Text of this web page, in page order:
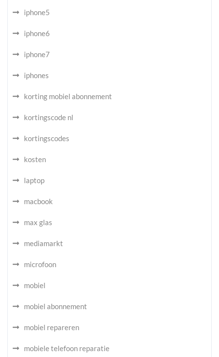
iphone5
iphone6
iphone7
iphones
korting mobiel abonnement
kortingscode nl
kortingscodes
kosten
laptop
macbook
max glas
mediamarkt
microfoon
mobiel
mobiel abonnement
mobiel repareren
mobiele telefoon reparatie